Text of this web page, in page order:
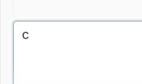
C